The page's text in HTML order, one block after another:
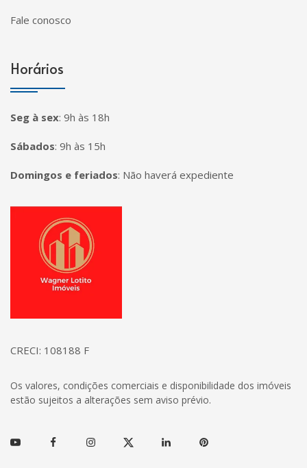
Fale conosco
Horários
Seg à sex: 9h às 18h
Sábados: 9h às 15h
Domingos e feriados: Não haverá expediente
Página inicial
CRECI: 108188 F
Os valores, condições comerciais e disponibilidade dos imóveis
estão sujeitos a alterações sem aviso prévio.
Youtube FacebookInstagramTwitter Linkedin Pinterest